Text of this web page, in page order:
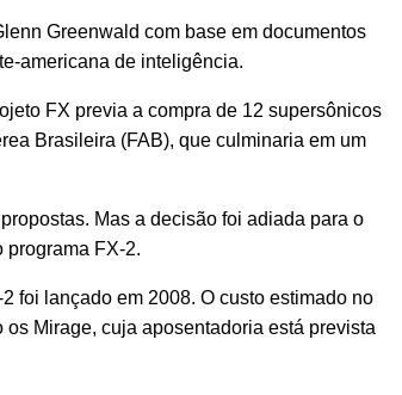
Greenwald com base em documentos
americana de inteligência.
FX previa a compra de 12 supersônicos
Brasileira (FAB), que culminaria em um
Mas a decisão foi adiada para o
programa FX-2.
foi lançado em 2008. O custo estimado no
Mirage, cuja aposentadoria está prevista